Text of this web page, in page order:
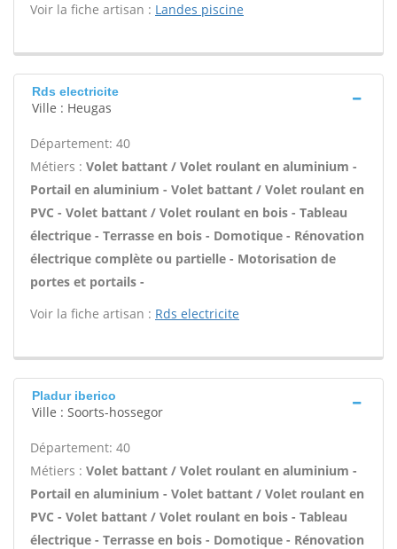
Voir la fiche artisan : Landes piscine
Rds electricite
Ville : Heugas
Département: 40
Métiers : Volet battant / Volet roulant en aluminium -
Portail en aluminium - Volet battant / Volet roulant en
PVC - Volet battant / Volet roulant en bois - Tableau
électrique - Terrasse en bois - Domotique - Rénovation
électrique complète ou partielle - Motorisation de
portes et portails -
Voir la fiche artisan : Rds electricite
Pladur iberico
Ville : Soorts-hossegor
Département: 40
Métiers : Volet battant / Volet roulant en aluminium -
Portail en aluminium - Volet battant / Volet roulant en
PVC - Volet battant / Volet roulant en bois - Tableau
électrique - Terrasse en bois - Domotique - Rénovation